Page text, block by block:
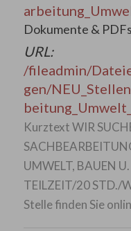
Dokumente & PDFs
URL:
/fileadmin/
gen/
Kurztext WIR
UMWELT, BAUEN
TEILZEIT/20 STD./
Stelle finden Sie